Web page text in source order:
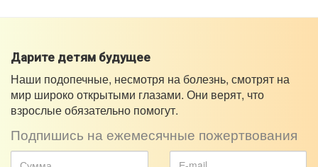
Дарите детям будущее
Наши подопечные, несмотря на болезнь, смотрят на
мир широко открытыми глазами. Они верят, что
взрослые обязательно помогут.
Подпишись на ежемесячные пожертвования